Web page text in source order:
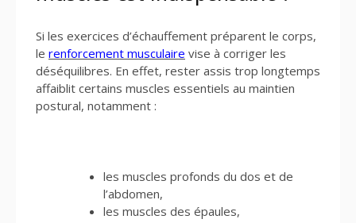
Si les exercices d’échauffement préparent le corps,
le renforcement musculaire vise à corriger les
déséquilibres. En effet, rester assis trop longtemps
affaiblit certains muscles essentiels au maintien
postural, notamment :
les muscles profonds du dos et de
l’abdomen,
les muscles des épaules,